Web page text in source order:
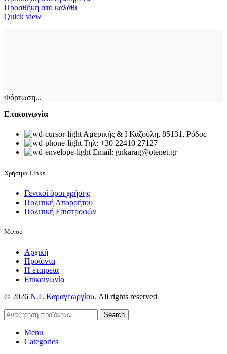
Προσθήκη στο καλάθι
Quick view
Φόρτωση...
Επικοινωνία
Αμερικής & Ι Καζούλη, 85131, Ρόδος
Τηλ: +30 22410 27127
Email: gnkarag@otenet.gr
Χρήσιμα Links
Γενικοί όροι χρήσης
Πολιτική Απορρήτου
Πολιτική Επιστροφών
Μενού
Αρχική
Προϊοντα
Η εταιρεία
Επικοινωνία
© 2026 Ν.Γ. Καραγεωργίου. All rights reserved
Search
Menu
Categories